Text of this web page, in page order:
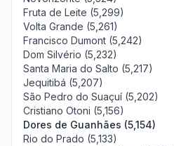
Fruta de Leite (5,299)
Volta Grande (5,261)
Francisco Dumont (5,242)
Dom Silvério (5,232)
Santa Maria do Salto (5,217)
Jequitibá (5,207)
São Pedro do Suaçuí (5,202)
Cristiano Otoni (5,156)
Dores de Guanhães (5,154)
Rio do Prado (5,133)